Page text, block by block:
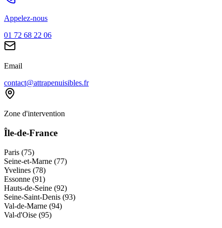
Appelez-nous
01 72 68 22 06
Email
contact@attrapenuisibles.fr
Zone d'intervention
Île-de-France
Paris (75)
Seine-et-Marne (77)
Yvelines (78)
Essonne (91)
Hauts-de-Seine (92)
Seine-Saint-Denis (93)
Val-de-Marne (94)
Val-d'Oise (95)